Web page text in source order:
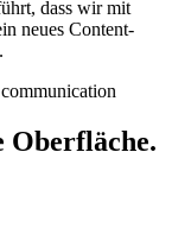
dass wir mit
neues Content-